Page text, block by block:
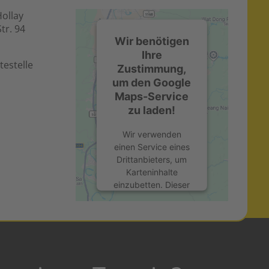
94
Wir benötigen
Ihre
Zustimmung,
um den Google
Maps-Service
zu laden!
Wir verwenden
einen Service eines
Drittanbieters, um
Karteninhalte
einzubetten. Dieser
Service kann Daten
sammeln. Bitte lesen